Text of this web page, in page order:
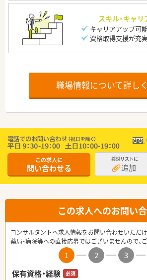
スキル・キャリ
キャリアアップ可
資格取得支援が充
職場情報について詳し
この求人に
問い合わせる
検討リストに
追加
この求人へのお問い
コンサルタントへ求人情報をお問い合わせいただけ
薬局・病院等への直接応募ではございませんので、
1 2 3
保有資格・経験
必須